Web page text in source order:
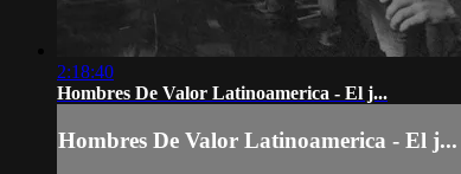
2:18:40
Hombres De Valor Latinoamerica - El j...
Hombres De Valor Latinoamerica - El j...